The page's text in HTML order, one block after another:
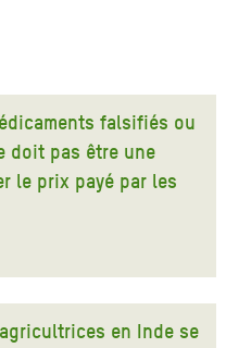
falsifiés ou
doit pas être une
le prix payé par les
en Inde se